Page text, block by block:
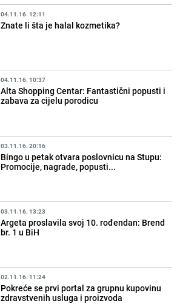
04.11.16. 12:11
Znate li šta je halal kozmetika?
04.11.16. 10:37
Alta Shopping Centar: Fantastični popusti i
zabava za cijelu porodicu
03.11.16. 20:16
Bingo u petak otvara poslovnicu na Stupu:
Promocije, nagrade, popusti...
03.11.16. 13:23
Argeta proslavila svoj 10. rođendan: Brend
br. 1 u BiH
02.11.16. 11:24
Pokreće se prvi portal za grupnu kupovinu
zdravstvenih usluga i proizvoda